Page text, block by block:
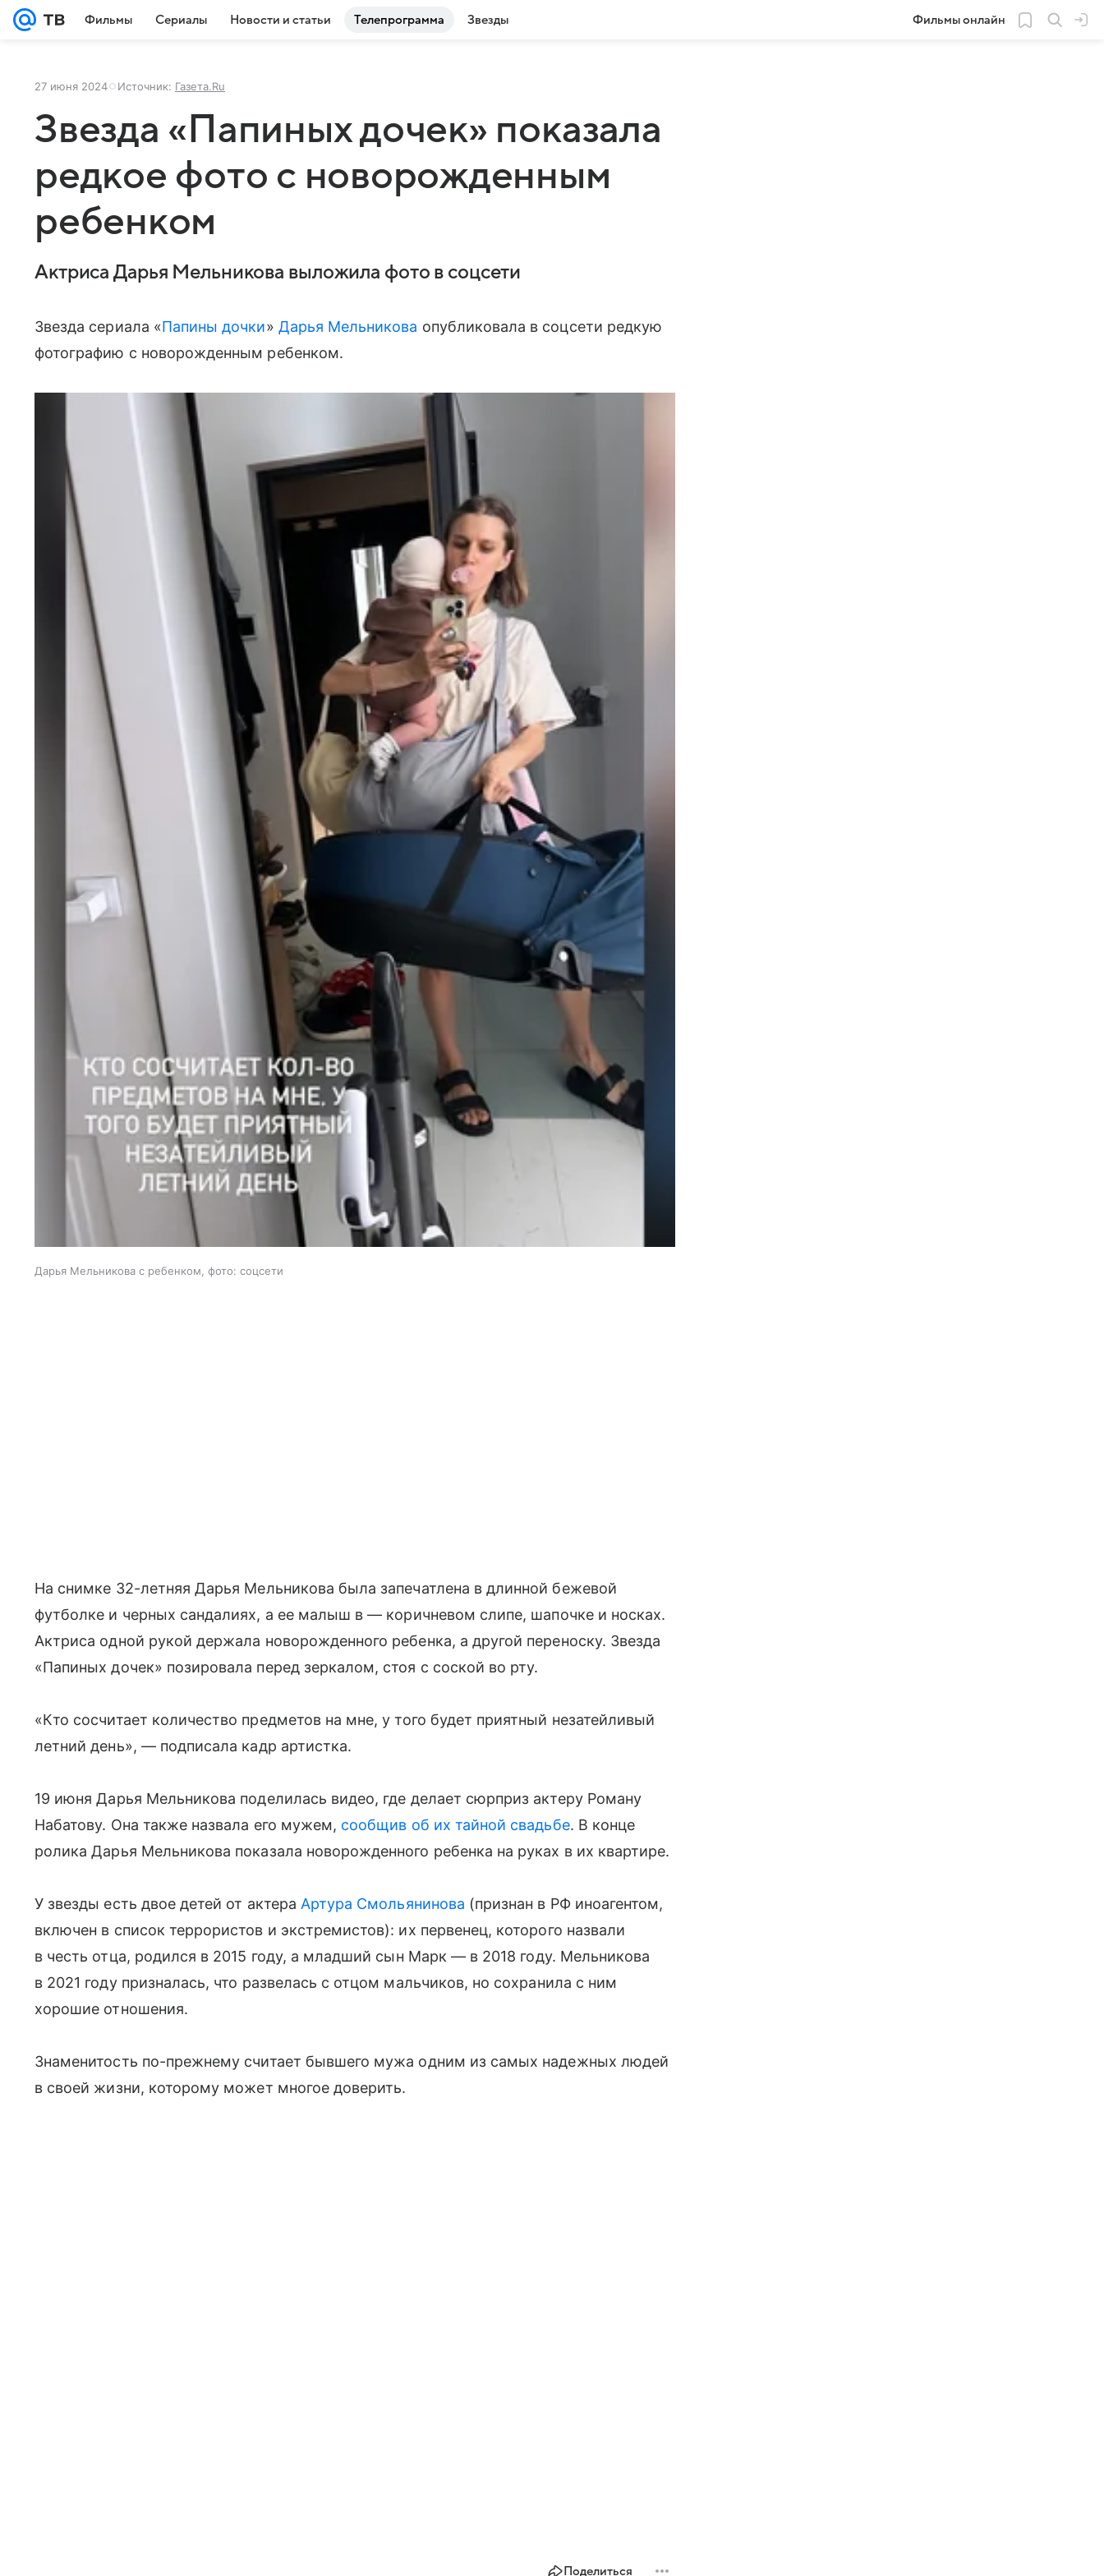
Фильмы Сериалы Новости и статьи Телепрограмма Звезды Фильмы онлайн
27 июня 2024 Источник: Газета.Ru
Звезда «Папиных дочек» показала
редкое фото с новорожденным
ребенком
Актриса Дарья Мельникова выложила фото в соцсети
Звезда сериала «Папины дочки» Дарья Мельникова опубликовала в соцсети редкую
фотографию с новорожденным ребенком.
Дарья Мельникова с ребенком, фото: соцсети
На снимке 32-летняя Дарья Мельникова была запечатлена в длинной бежевой
футболке и черных сандалиях, а ее малыш в — коричневом слипе, шапочке и носках.
Актриса одной рукой держала новорожденного ребенка, а другой переноску. Звезда
«Папиных дочек» позировала перед зеркалом, стоя с соской во рту.
«Кто сосчитает количество предметов на мне, у того будет приятный незатейливый
летний день», — подписала кадр артистка.
19 июня Дарья Мельникова поделилась видео, где делает сюрприз актеру Роману
Набатову. Она также назвала его мужем, сообщив об их тайной свадьбе. В конце
ролика Дарья Мельникова показала новорожденного ребенка на руках в их квартире.
У звезды есть двое детей от актера Артура Смольянинова (признан в РФ иноагентом,
включен в список террористов и экстремистов): их первенец, которого назвали
в честь отца, родился в 2015 году, а младший сын Марк — в 2018 году. Мельникова
в 2021 году призналась, что развелась с отцом мальчиков, но сохранила с ним
хорошие отношения.
Знаменитость по-прежнему считает бывшего мужа одним из самых надежных людей
в своей жизни, которому может многое доверить.
Поделиться